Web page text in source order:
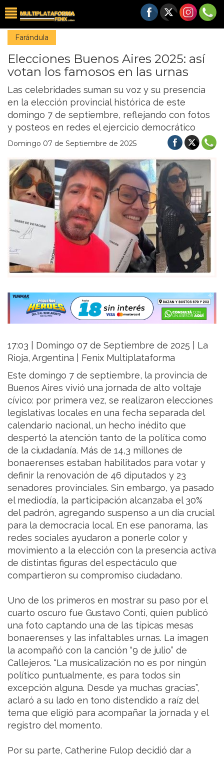
Farándula
Elecciones Buenos Aires 2025: así
votan los famosos en las urnas
Las celebridades suman su voz y su presencia
en la elección provincial histórica de este
domingo 7 de septiembre, reflejando con fotos
y posteos en redes el ejercicio democrático
Domingo 07 de Septiembre de 2025
17:03 | Domingo 07 de Septiembre de 2025 | La
Rioja, Argentina | Fenix Multiplataforma
Este domingo 7 de septiembre, la provincia de
Buenos Aires vivió una jornada de alto voltaje
cívico: por primera vez, se realizaron elecciones
legislativas locales en una fecha separada del
calendario nacional, un hecho inédito que
despertó la atención tanto de la política como
de la ciudadanía. Más de 14,3 millones de
bonaerenses estaban habilitados para votar y
definir la renovación de 46 diputados y 23
senadores provinciales. Sin embargo, ya pasado
el mediodía, la participación alcanzaba el 30%
del padrón, agregando suspenso a un día crucial
para la democracia local. En ese panorama, las
redes sociales ayudaron a ponerle color y
movimiento a la elección con la presencia activa
de distintas figuras del espectáculo que
compartieron su compromiso ciudadano.
Uno de los primeros en mostrar su paso por el
cuarto oscuro fue Gustavo Conti, quien publicó
una foto captando una de las típicas mesas
bonaerenses y las infaltables urnas. La imagen
la acompañó con la canción “9 de julio” de
Callejeros. “La musicalización no es por ningún
político puntualmente, es para todos sin
excepción alguna. Desde ya muchas gracias”,
aclaró a su lado en tono distendido a raíz del
tema que eligió para acompañar la jornada y el
registro del momento.
Por su parte, Catherine Fulop decidió dar a